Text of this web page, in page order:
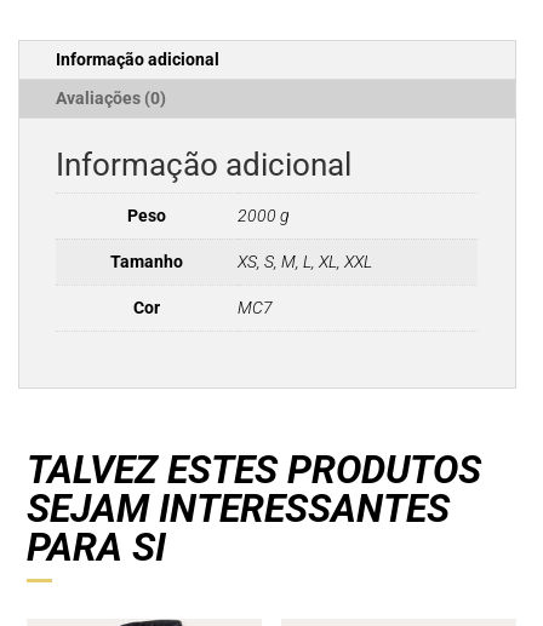
MC7
Informação adicional
Avaliações (0)
Informação adicional
Peso 2000 g
Tamanho XS, S, M, L, XL, XXL
Cor MC7
TALVEZ ESTES PRODUTOS
SEJAM INTERESSANTES
PARA SI